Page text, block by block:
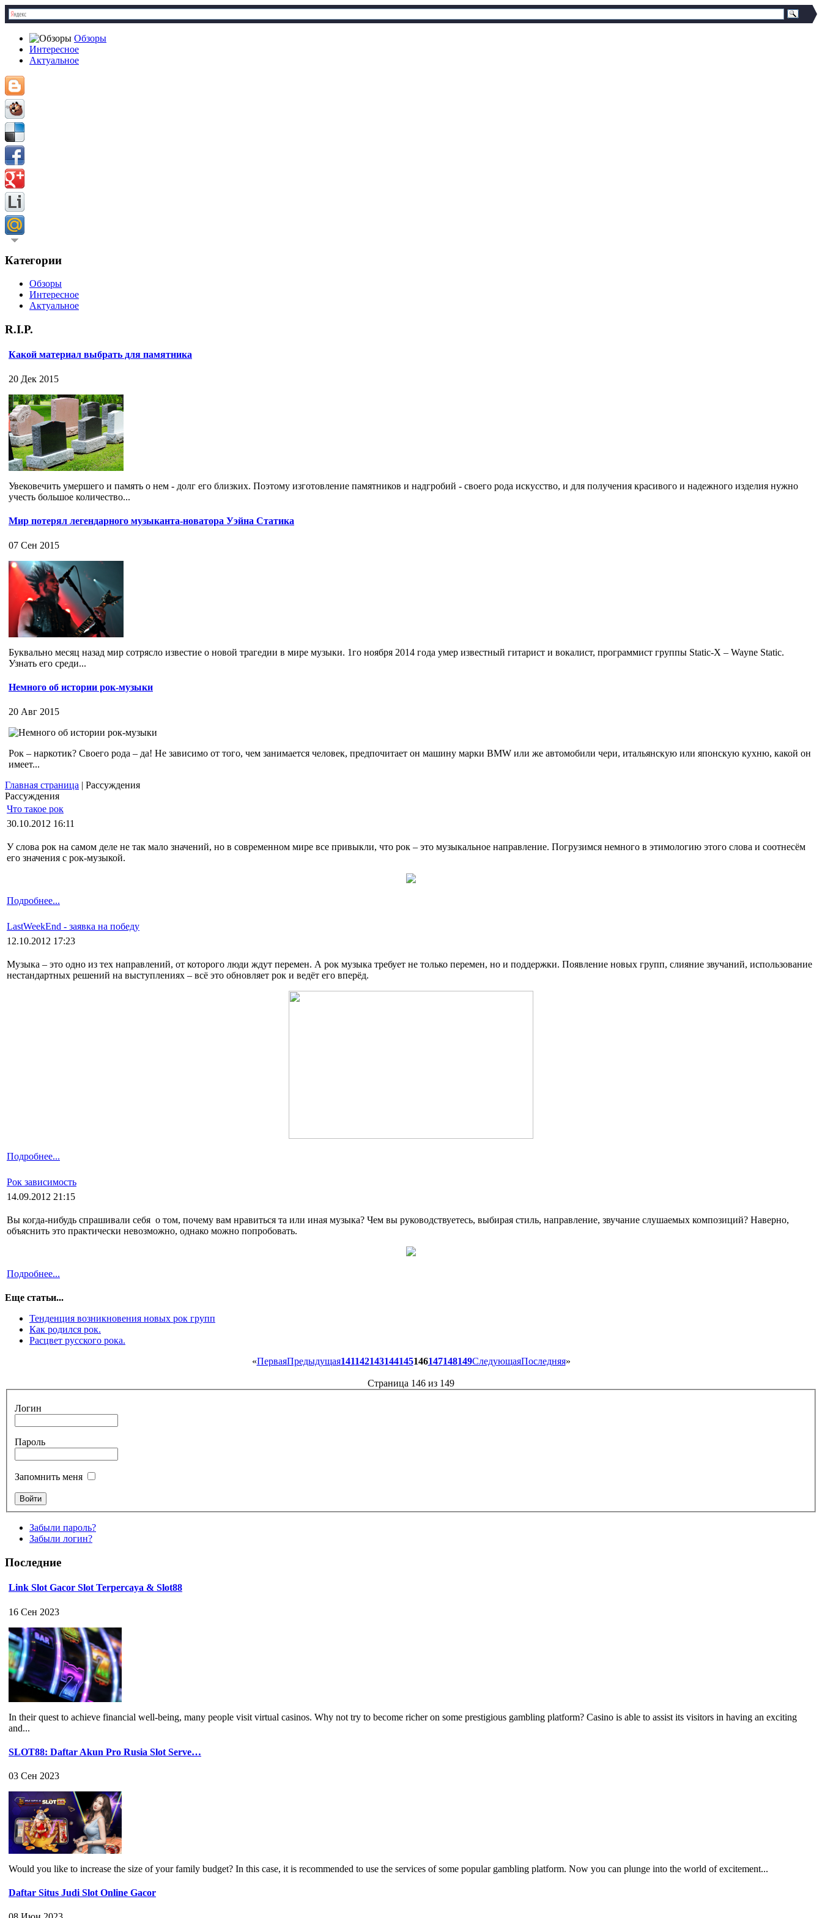
Обзоры
Интересное
Актуальное
Категории
Обзоры
Интересное
Актуальное
R.I.P.
Какой материал выбрать для памятника
20 Дек 2015
Увековечить умершего и память о нем - долг его близких. Поэтому изготовление памятников и надгробий - своего рода искусство, и для получения красивого и надежного изделия нужно
учесть большое количество...
Мир потерял легендарного музыканта-новатора Уэйна Статика
07 Сен 2015
Буквально месяц назад мир сотрясло известие о новой трагедии в мире музыки. 1го ноября 2014 года умер известный гитарист и вокалист, программист группы Static-X – Wayne Static.
Узнать его среди...
Немного об истории рок-музыки
20 Авг 2015
Рок – наркотик? Своего рода – да! Не зависимо от того, чем занимается человек, предпочитает он машину марки BMW или же автомобили чери, итальянскую или японскую кухню, какой он
имеет...
Главная страница | Рассуждения
Рассуждения
Что такое рок
30.10.2012 16:11
У слова рок на самом деле не так мало значений, но в современном мире все привыкли, что рок – это музыкальное направление. Погрузимся немного в этимологию этого слова и соотнесём
его значения с рок-музыкой.
Подробнее...
LastWeekEnd - заявка на победу
12.10.2012 17:23
Музыка – это одно из тех направлений, от которого люди ждут перемен. А рок музыка требует не только перемен, но и поддержки. Появление новых групп, слияние звучаний, использование
нестандартных решений на выступлениях – всё это обновляет рок и ведёт его вперёд.
Подробнее...
Рок зависимость
14.09.2012 21:15
Вы когда-нибудь спрашивали себя о том, почему вам нравиться та или иная музыка? Чем вы руководствуетесь, выбирая стиль, направление, звучание слушаемых композиций? Наверно,
объяснить это практически невозможно, однако можно попробовать.
Подробнее...
Еще статьи...
Тенденция возникновения новых рок групп
Как родился рок.
Расцвет русского рока.
«ПерваяПредыдущая141142143144145146147148149СледующаяПоследняя»
Страница 146 из 149
Логин
Пароль
Запомнить меня
Забыли пароль?
Забыли логин?
Последние
Link Slot Gacor Slot Terpercaya & Slot88
16 Сен 2023
In their quest to achieve financial well-being, many people visit virtual casinos. Why not try to become richer on some prestigious gambling platform? Casino is able to assist its visitors in having an exciting
and...
SLOT88: Daftar Akun Pro Rusia Slot Serve…
03 Сен 2023
Would you like to increase the size of your family budget? In this case, it is recommended to use the services of some popular gambling platform. Now you can plunge into the world of excitement...
Daftar Situs Judi Slot Online Gacor